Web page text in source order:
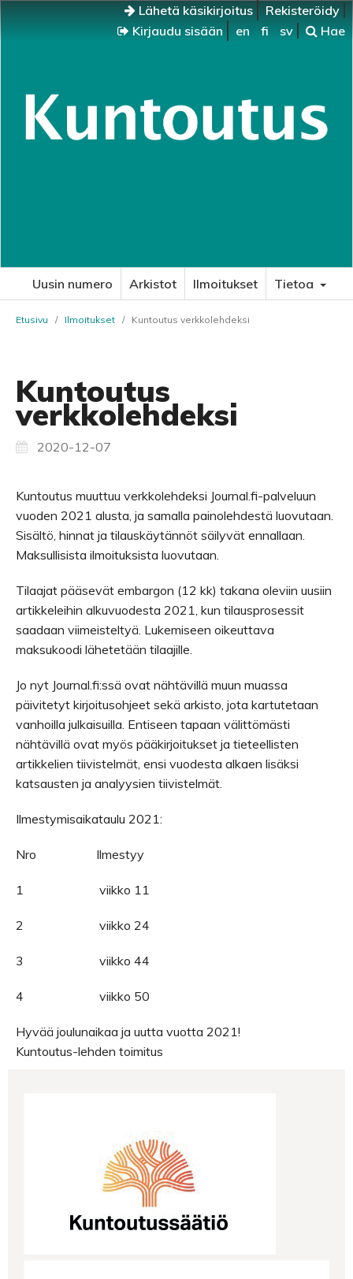
Lähetä käsikirjoitus
Rekisteröidy
Kirjaudu sisään
en fi sv Hae
Uusin numero Arkistot Ilmoitukset Tietoa
Etusivu / Ilmoitukset / Kuntoutus verkkolehdeksi
Kuntoutus
verkkolehdeksi
2020-12-07
Kuntoutus muuttuu verkkolehdeksi Journal.fi-palveluun
vuoden 2021 alusta, ja samalla painolehdestä luovutaan.
Sisältö, hinnat ja tilauskäytännöt säilyvät ennallaan.
Maksullisista ilmoituksista luovutaan.
Tilaajat pääsevät embargon (12 kk) takana oleviin uusiin
artikkeleihin alkuvuodesta 2021, kun tilausprosessit
saadaan viimeisteltyä. Lukemiseen oikeuttava
maksukoodi lähetetään tilaajille.
Jo nyt Journal.fi:ssä ovat nähtävillä muun muassa
päivitetyt kirjoitusohjeet sekä arkisto, jota kartutetaan
vanhoilla julkaisuilla. Entiseen tapaan välittömästi
nähtävillä ovat myös pääkirjoitukset ja tieteellisten
artikkelien tiivistelmät, ensi vuodesta alkaen lisäksi
katsausten ja analyysien tiivistelmät.
Ilmestymisaikataulu 2021:
Nro Ilmestyy
1 viikko 11
2 viikko 24
3 viikko 44
4 viikko 50
Hyvää joulunaikaa ja uutta vuotta 2021!
Kuntoutus-lehden toimitus